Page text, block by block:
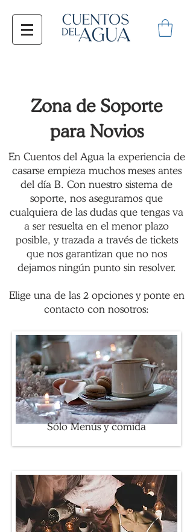
Zona de Soporte
para Novios
En Cuentos del Agua la experiencia de
casarse empieza muchos meses antes
del día B. Con nuestro sistema de
soporte, nos aseguramos que
cualquiera de las dudas que tengas va
a ser resuelta en el menor plazo
posible, y trazada a través de tickets
que nos garantizan que no nos
dejamos ningún punto sin resolver.
Elige una de las 2 opciones y ponte en
contacto con nosotros:
Sólo Menús y comida